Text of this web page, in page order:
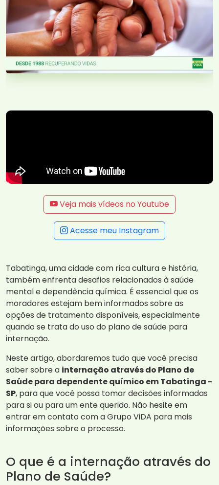
Veja mais vídeos no Youtube
Acesse meu Instagram
Tabatinga, uma cidade com rica cultura e história,
também enfrenta desafios relacionados à saúde
mental e dependência química. É essencial que os
moradores estejam bem informados sobre as
opções de tratamento disponíveis, especialmente
quando se trata do uso do plano de saúde para
internação.
Neste artigo, abordaremos tudo que você precisa
saber sobre a internação através do Plano de
Saúde para dependente químico em Tabatinga -
SP, para que você possa tomar decisões informadas
para si ou para um ente querido. Não hesite em
entrar em contato com a Grupo ViDA para mais
informações sobre o processo.
O que é a internação através do
Plano de Saúde?